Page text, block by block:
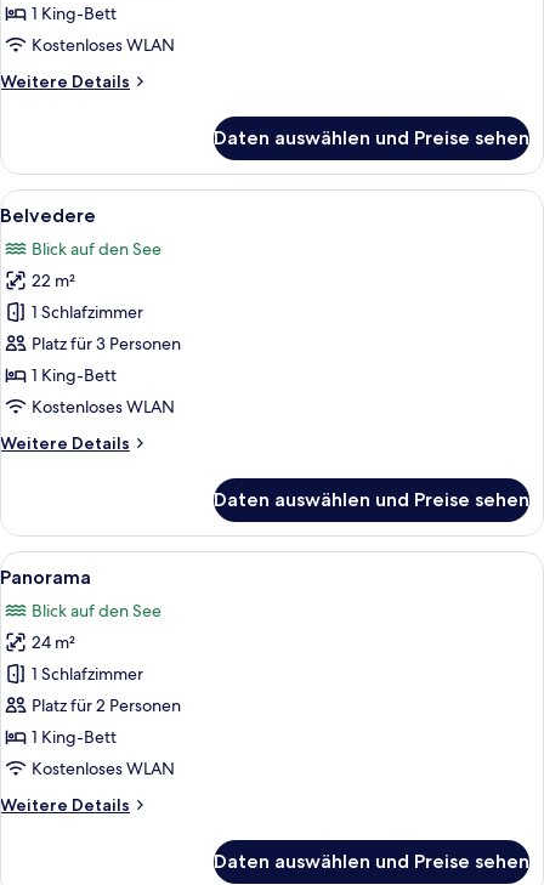
1 King-Bett
Kostenloses WLAN
Weitere Details
Weitere
Daten auswählen und Preise sehen
Alle
Fotos
für
Belvedere
anzeigen
Ein Balkon mit Tisch und zwei
6
Belvedere
Blick auf den See
22 m²
1 Schlafzimmer
Platz für 3 Personen
1 King-Bett
Kostenloses WLAN
Weitere Details
Weitere
Daten auswählen und Preise sehen
Alle
Fotos
für
Panorama
anzeigen
Ein Holztisch mit zwei Tellern und
7
Panorama
Blick auf den See
24 m²
1 Schlafzimmer
Platz für 2 Personen
1 King-Bett
Kostenloses WLAN
Weitere Details
Weitere
Daten auswählen und Preise sehen